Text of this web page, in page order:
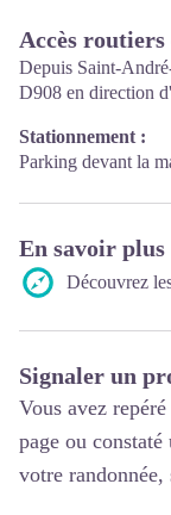
Accès
Depuis Saint-
D908 en direction
Stationnement :
Parking devant la
En savoir plus
Découvrez
Signaler un
Vous avez
page ou
votre